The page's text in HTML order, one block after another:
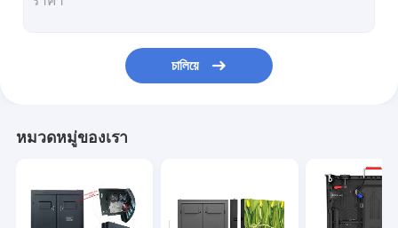
চালিয়ে
หมวดหมู่ของเรา